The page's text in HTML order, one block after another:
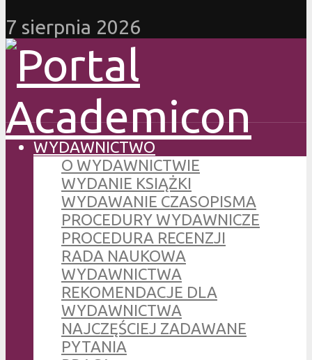
7 sierpnia 2026
WYDAWNICTWO
O WYDAWNICTWIE
WYDANIE KSIĄŻKI
WYDAWANIE CZASOPISMA
PROCEDURY WYDAWNICZE
PROCEDURA RECENZJI
RADA NAUKOWA
WYDAWNICTWA
REKOMENDACJE DLA
WYDAWNICTWA
NAJCZĘŚCIEJ ZADAWANE
PYTANIA